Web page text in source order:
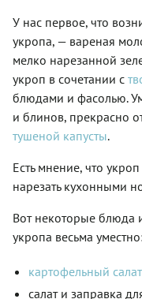
У нас первое, что
укропа, — вареная
мелко нарезанной
укроп в сочетании с
блюдами и фасолью.
и блинов, прекрасно
тушеной капусты.
Есть мнение, что
нарезать кухонными
Вот некоторые блюда
укропа весьма
картофельный салат
салат и заправка